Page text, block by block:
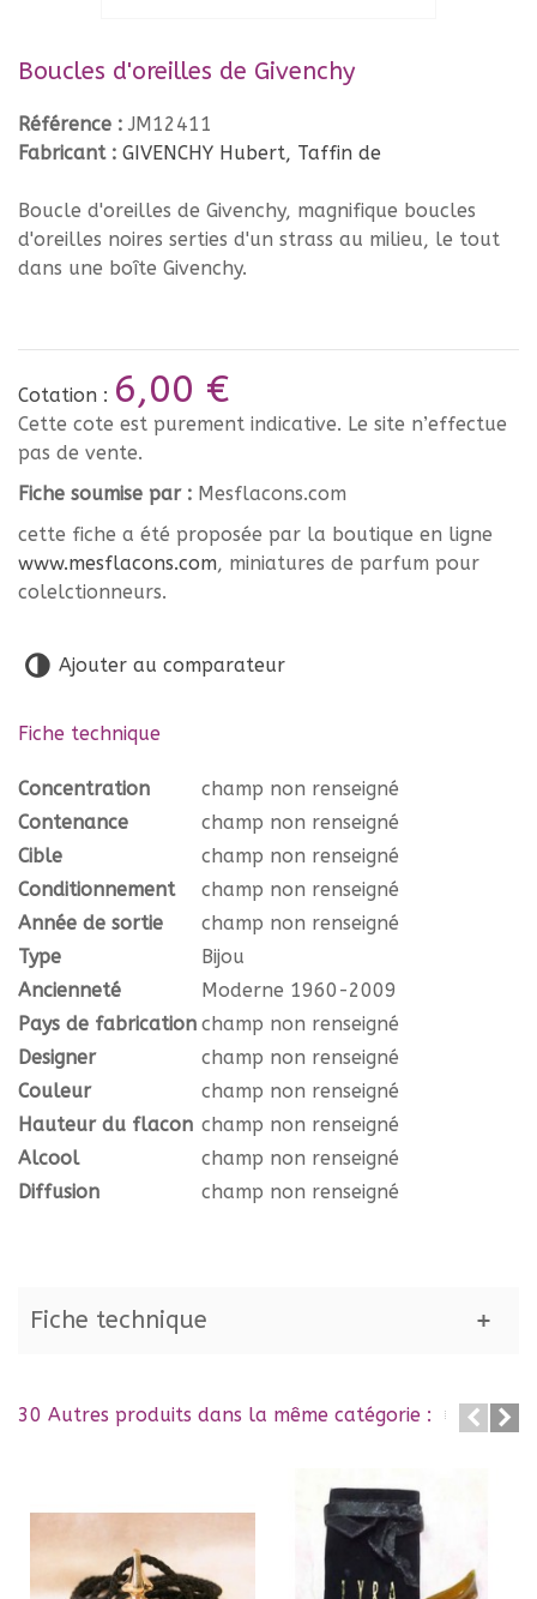
Boucles d'oreilles de Givenchy
Référence : JM12411
Fabricant : GIVENCHY Hubert, Taffin de
Boucle d'oreilles de Givenchy, magnifique boucles
d'oreilles noires serties d'un strass au milieu, le tout
dans une boîte Givenchy.
Cotation : 6,00 €
Cette cote est purement indicative. Le site n’effectue
pas de vente.
Fiche soumise par : Mesflacons.com
cette fiche a été proposée par la boutique en ligne
www.mesflacons.com, miniatures de parfum pour
colelctionneurs.
Ajouter au comparateur
Fiche technique
Concentration
champ non renseigné
Contenance
champ non renseigné
Cible
champ non renseigné
Conditionnement
champ non renseigné
Année de sortie
champ non renseigné
Type
Bijou
Ancienneté
Moderne 1960-2009
Pays de fabrication champ non renseigné
Designer
champ non renseigné
Couleur
champ non renseigné
Hauteur du flacon champ non renseigné
Alcool
champ non renseigné
Diffusion
champ non renseigné
Fiche technique
30 Autres produits dans la même catégorie :